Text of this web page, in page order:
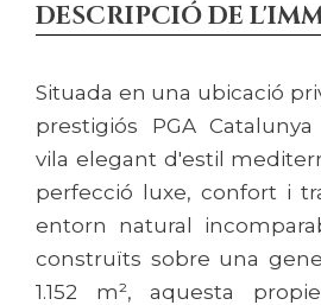
DESCRIPCIÓ DE
Situada en una ubicació
prestigiós PGA
vila elegant d'estil
perfecció luxe, confort i
entorn natural
construïts sobre una
1.152 m², aquesta